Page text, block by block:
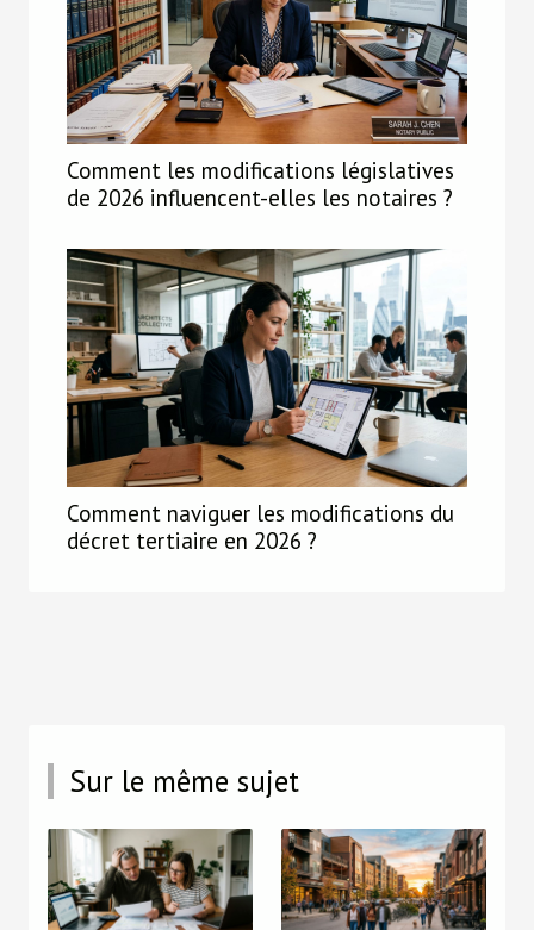
Comment les modifications législatives
de 2026 influencent-elles les notaires ?
Comment naviguer les modifications du
décret tertiaire en 2026 ?
Sur le même sujet